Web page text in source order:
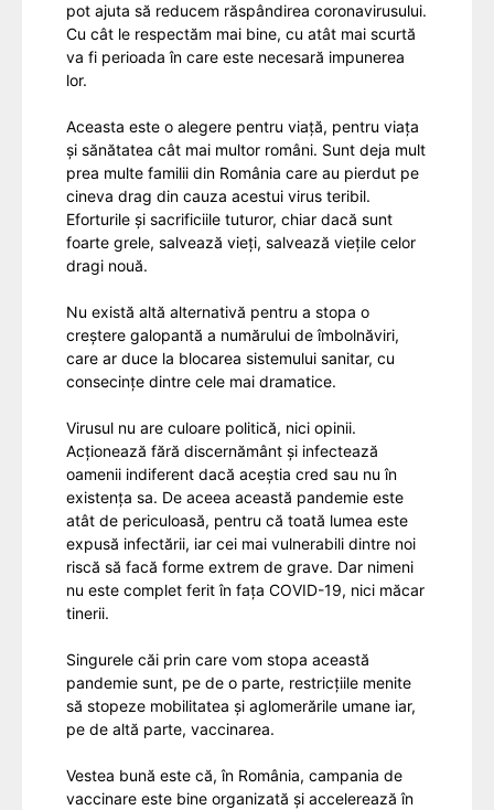
pot ajuta să reducem răspândirea coronavirusului.
Cu cât le respectăm mai bine, cu atât mai scurtă
va fi perioada în care este necesară impunerea
lor.
Aceasta este o alegere pentru viață, pentru viața
și sănătatea cât mai multor români. Sunt deja mult
prea multe familii din România care au pierdut pe
cineva drag din cauza acestui virus teribil.
Eforturile și sacrificiile tuturor, chiar dacă sunt
foarte grele, salvează vieți, salvează viețile celor
dragi nouă.
Nu există altă alternativă pentru a stopa o
creștere galopantă a numărului de îmbolnăviri,
care ar duce la blocarea sistemului sanitar, cu
consecințe dintre cele mai dramatice.
Virusul nu are culoare politică, nici opinii.
Acționează fără discernământ și infectează
oamenii indiferent dacă aceștia cred sau nu în
existența sa. De aceea această pandemie este
atât de periculoasă, pentru că toată lumea este
expusă infectării, iar cei mai vulnerabili dintre noi
riscă să facă forme extrem de grave. Dar nimeni
nu este complet ferit în fața COVID-19, nici măcar
tinerii.
Singurele căi prin care vom stopa această
pandemie sunt, pe de o parte, restricțiile menite
să stopeze mobilitatea și aglomerările umane iar,
pe de altă parte, vaccinarea.
Vestea bună este că, în România, campania de
vaccinare este bine organizată și accelerează în